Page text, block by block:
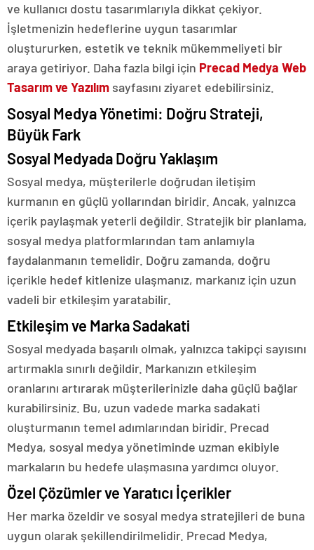
ve kullanıcı dostu tasarımlarıyla dikkat çekiyor.
İşletmenizin hedeflerine uygun tasarımlar
oluştururken, estetik ve teknik mükemmeliyeti bir
araya getiriyor. Daha fazla bilgi için Precad Medya Web
Tasarım ve Yazılım sayfasını ziyaret edebilirsiniz.
Sosyal Medya Yönetimi: Doğru Strateji,
Büyük Fark
Sosyal Medyada Doğru Yaklaşım
Sosyal medya, müşterilerle doğrudan iletişim
kurmanın en güçlü yollarından biridir. Ancak, yalnızca
içerik paylaşmak yeterli değildir. Stratejik bir planlama,
sosyal medya platformlarından tam anlamıyla
faydalanmanın temelidir. Doğru zamanda, doğru
içerikle hedef kitlenize ulaşmanız, markanız için uzun
vadeli bir etkileşim yaratabilir.
Etkileşim ve Marka Sadakati
Sosyal medyada başarılı olmak, yalnızca takipçi sayısını
artırmakla sınırlı değildir. Markanızın etkileşim
oranlarını artırarak müşterilerinizle daha güçlü bağlar
kurabilirsiniz. Bu, uzun vadede marka sadakati
oluşturmanın temel adımlarından biridir. Precad
Medya, sosyal medya yönetiminde uzman ekibiyle
markaların bu hedefe ulaşmasına yardımcı oluyor.
Özel Çözümler ve Yaratıcı İçerikler
Her marka özeldir ve sosyal medya stratejileri de buna
uygun olarak şekillendirilmelidir. Precad Medya,